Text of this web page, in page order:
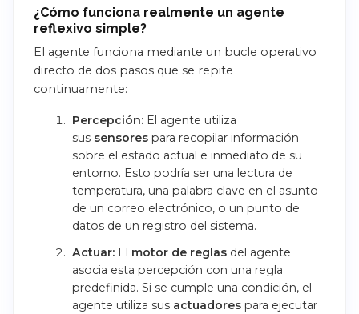
¿Cómo funciona realmente un agente
reflexivo simple?
El agente funciona mediante un bucle operativo
directo de dos pasos que se repite
continuamente:
Percepción:El agente utiliza
sus sensorespara recopilar información
sobre el estado actual e inmediato de su
entorno. Esto podría ser una lectura de
temperatura, una palabra clave en el asunto
de un correo electrónico, o un punto de
datos de un registro del sistema.
Actuar:El motor de reglasdel agente
asocia esta percepción con una regla
predefinida. Si se cumple una condición, el
agente utiliza sus actuadorespara ejecutar